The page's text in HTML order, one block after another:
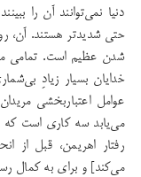
دنیا نمی‌توانند آن را
حتی شدید‌تر هستند. آن،
شدن عظیم است. تمامی
خدایان بسیار زیاد‌ِ
عوامل اعتباربخشی
می‌یابد سه كاری است كه
رفتار اهریمن، قبل از
می‌كند] و برای به كمال